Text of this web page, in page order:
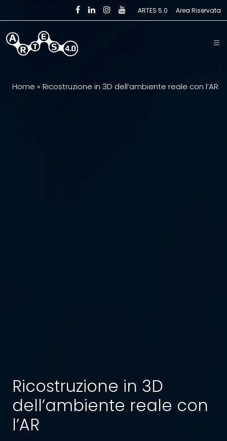
Skip to main content ARTES 5.0 Area Riservata
Home » Ricostruzione in 3D dell’ambiente reale con l’AR
Ricostruzione in 3D
dell’ambiente reale con
l’AR